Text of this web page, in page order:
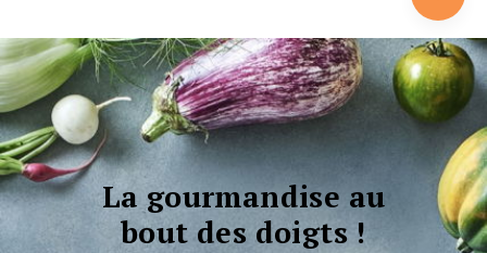
La gourmandise au
bout des doigts !